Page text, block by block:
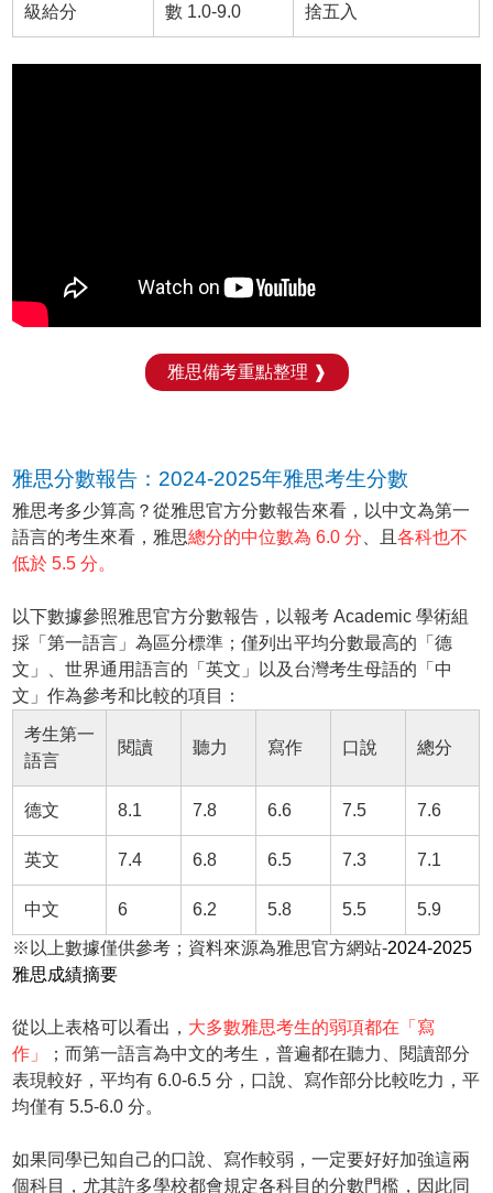
級給分
數 1.0-9.0
捨五入
雅思備考重點整理 ❱
雅思分數報告：2024-2025年雅思考生分數
雅思考多少算高？從雅思官方分數報告來看，以中文為第一
語言的考生來看，雅思總分的中位數為 6.0 分 、且各科也不
低於 5.5 分。
以下數據參照雅思官方分數報告，以報考 Academic 學術組
採「第一語言」為區分標準；僅列出平均分數最高的「德
文」、世界通用語言的「英文」以及台灣考生母語的「中
文」作為參考和比較的項目：
考生第一
語言
閱讀 聽力 寫作 口說 總分
德文 8.1 7.8 6.6 7.5 7.6
英文 7.4 6.8 6.5 7.3 7.1
中文 6 6.2 5.8 5.5 5.9
※以上數據僅供參考；資料來源為雅思官方網站-2024-2025
雅思成績摘要
從以上表格可以看出， 大多數雅思考生的弱項都在「寫
作」
；而第一語言為中文的考生，普遍都在聽力、閱讀部分
表現較好，平均有 6.0-6.5 分，口說、寫作部分比較吃力，平
均僅有 5.5-6.0 分。
如果同學已知自己的口說、寫作較弱，一定要好好加強這兩
個科目，尤其許多學校都會規定各科目的分數門檻，因此同